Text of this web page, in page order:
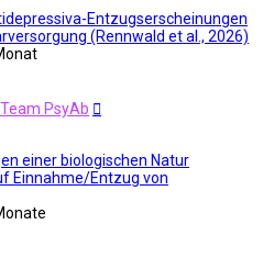
Entzugserscheinungen
(Rennwald et al., 2026)
Team PsyAb
einer biologischen Natur
Einnahme/Entzug von